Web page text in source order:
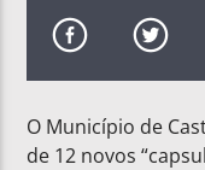
O Município de
de 12 novos